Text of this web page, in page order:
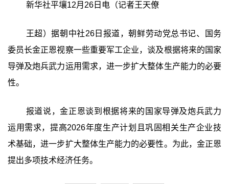
新华社平壤12月26日电（记者王天僚
王超）据朝中社26日报道，朝鲜劳动党总书记、国务
委员长金正恩视察一些重要军工企业，谈及根据将来的国家
导弹及炮兵武力运用需求，进一步扩大整体生产能力的必要
性。
报道说，金正恩谈到根据将来的国家导弹及炮兵武力
运用需求，提高2026年度生产计划且巩固相关生产企业技
术基础，进一步扩大整体生产能力的必要性。为此，金正恩
提出多项技术经济任务。